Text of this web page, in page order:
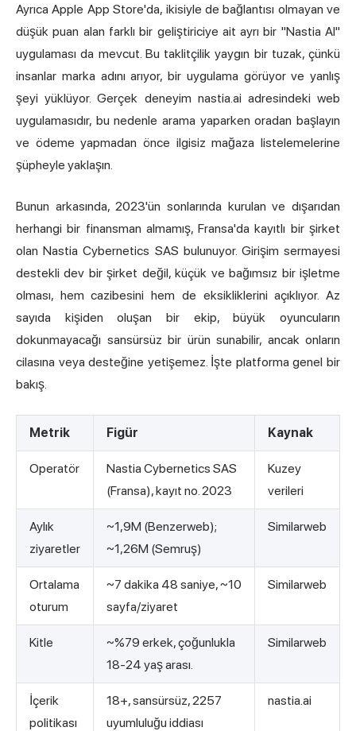
Ayrıca Apple App Store'da, ikisiyle de bağlantısı olmayan ve
düşük puan alan farklı bir geliştiriciye ait ayrı bir "Nastia AI"
uygulaması da mevcut. Bu taklitçilik yaygın bir tuzak, çünkü
insanlar marka adını arıyor, bir uygulama görüyor ve yanlış
şeyi yüklüyor. Gerçek deneyim nastia.ai adresindeki web
uygulamasıdır, bu nedenle arama yaparken oradan başlayın
ve ödeme yapmadan önce ilgisiz mağaza listelemelerine
şüpheyle yaklaşın.
Bunun arkasında, 2023'ün sonlarında kurulan ve dışarıdan
herhangi bir finansman almamış, Fransa'da kayıtlı bir şirket
olanNastia Cybernetics SAS bulunuyor. Girişim sermayesi
destekli dev bir şirket değil, küçük ve bağımsız bir işletme
olması, hem cazibesini hem de eksikliklerini açıklıyor. Az
sayıda kişiden oluşan bir ekip, büyük oyuncuların
dokunmayacağı sansürsüz bir ürün sunabilir, ancak onların
cilasına veya desteğine yetişemez. İşte platforma genel bir
bakış.
Metrik Figür Kaynak
Operatör
Nastia Cybernetics SAS
(Fransa), kayıt no. 2023
Kuzey
verileri
Aylık
ziyaretler
~1,9M (Benzerweb);
~1,26M (Semruş)
Similarweb
Ortalama
oturum
~7 dakika 48 saniye, ~10
sayfa/ziyaret
Similarweb
Kitle
~%79 erkek, çoğunlukla
18-24 yaş arası.
Similarweb
İçerik
politikası
18+, sansürsüz, 2257
uyumluluğu iddiası
nastia.ai